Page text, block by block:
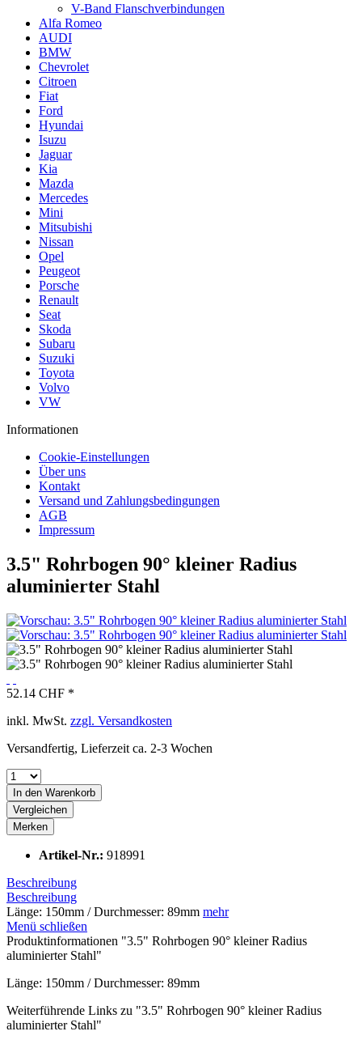
V-Band Flanschverbindungen
Alfa Romeo
AUDI
BMW
Chevrolet
Citroen
Fiat
Ford
Hyundai
Isuzu
Jaguar
Kia
Mazda
Mercedes
Mini
Mitsubishi
Nissan
Opel
Peugeot
Porsche
Renault
Seat
Skoda
Subaru
Suzuki
Toyota
Volvo
VW
Informationen
Cookie-Einstellungen
Über uns
Kontakt
Versand und Zahlungsbedingungen
AGB
Impressum
3.5" Rohrbogen 90° kleiner Radius
aluminierter Stahl
52.14 CHF *
inkl. MwSt. zzgl. Versandkosten
Versandfertig, Lieferzeit ca. 2-3 Wochen
In den Warenkorb
Vergleichen
Merken
Artikel-Nr.: 918991
Beschreibung
Beschreibung
Länge: 150mm / Durchmesser: 89mm mehr
Menü schließen
Produktinformationen "3.5" Rohrbogen 90° kleiner Radius
aluminierter Stahl"
Länge: 150mm / Durchmesser: 89mm
Weiterführende Links zu "3.5" Rohrbogen 90° kleiner Radius
aluminierter Stahl"